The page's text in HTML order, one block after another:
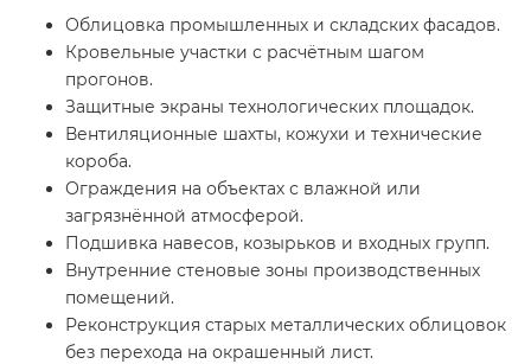
Облицовка промышленных и складских фасадов.
Кровельные участки с расчётным шагом
прогонов.
Защитные экраны технологических площадок.
Вентиляционные шахты, кожухи и технические
короба.
Ограждения на объектах с влажной или
загрязнённой атмосферой.
Подшивка навесов, козырьков и входных групп.
Внутренние стеновые зоны производственных
помещений.
Реконструкция старых металлических облицовок
без перехода на окрашенный лист.